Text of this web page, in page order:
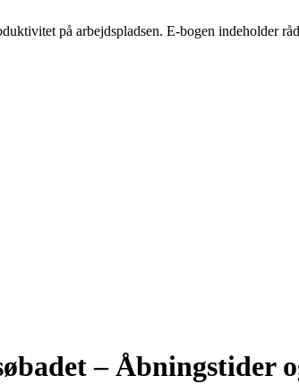
på arbejdspladsen. E-bogen indeholder
– Åbningstider